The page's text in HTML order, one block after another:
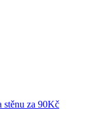
stěnu za 90Kč